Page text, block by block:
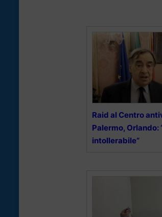
Raid al Centro
Palermo, Orlando:
intollerabile”